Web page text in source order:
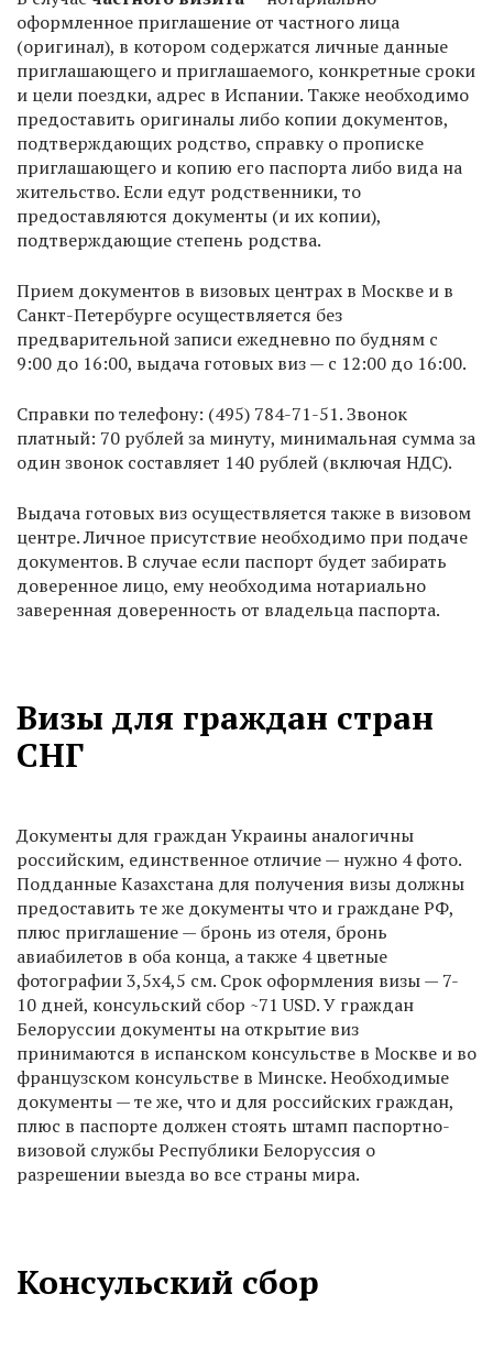
оформленное приглашение от частного лица
(оригинал), в котором содержатся личные данные
приглашающего и приглашаемого, конкретные сроки
и цели поездки, адрес в Испании. Также необходимо
предоставить оригиналы либо копии документов,
подтверждающих родство, справку о прописке
приглашающего и копию его паспорта либо вида на
жительство. Если едут родственники, то
предоставляются документы (и их копии),
подтверждающие степень родства.
Прием документов в визовых центрах в Москве и в
Санкт-Петербурге осуществляется без
предварительной записи ежедневно по будням с
9:00 до 16:00, выдача готовых виз — с 12:00 до 16:00.
Справки по телефону: (495) 784-71-51. Звонок
платный: 70 рублей за минуту, минимальная сумма за
один звонок составляет 140 рублей (включая НДС).
Выдача готовых виз осуществляется также в визовом
центре. Личное присутствие необходимо при подаче
документов. В случае если паспорт будет забирать
доверенное лицо, ему необходима нотариально
заверенная доверенность от владельца паспорта.
Визы для граждан стран
СНГ
Документы для граждан Украины аналогичны
российским, единственное отличие — нужно 4 фото.
Подданные Казахстана для получения визы должны
предоставить те же документы что и граждане РФ,
плюс приглашение — бронь из отеля, бронь
авиабилетов в оба конца, а также 4 цветные
фотографии 3,5х4,5 см. Срок оформления визы — 7-
10 дней, консульский сбор ~71 USD. У граждан
Белоруссии документы на открытие виз
принимаются в испанском консульстве в Москве и во
французском консульстве в Минске. Необходимые
документы — те же, что и для российских граждан,
плюс в паспорте должен стоять штамп паспортно-
визовой службы Республики Белоруссия о
разрешении выезда во все страны мира.
Консульский сбор